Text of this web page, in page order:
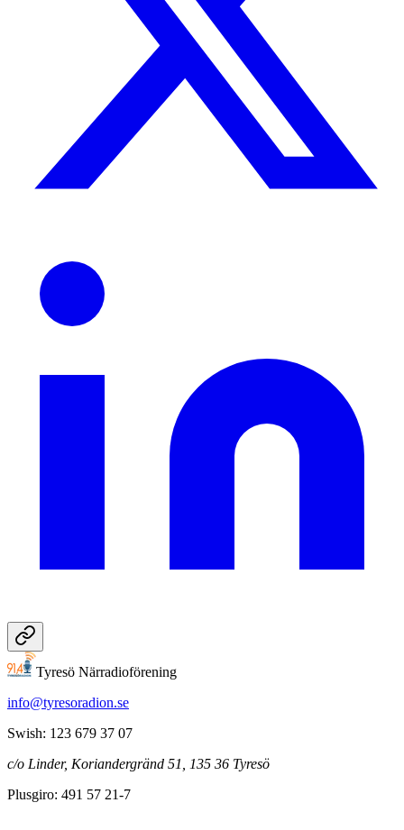
Tyresö Närradioförening
info@tyresoradion.se
Swish: 123 679 37 07
c/o Linder, Koriandergränd 51, 135 36 Tyresö
Plusgiro: 491 57 21-7